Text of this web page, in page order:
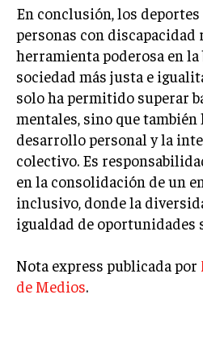
ÉXITO EMPRESARIAL Y
GOBIERNO CORPORATIVO
NEGOCIOS
ESTRATEGIAS DE
MARKETING B2B
MARKETING B2C
FRANQUICIAS
MARKETING DE
E-COMMERCE Y
En conclusión, los
personas con discapacidad
herramienta poderosa en la
sociedad más justa e
solo ha permitido superar
mentales, sino que también
desarrollo personal y la
colectivo. Es
en la consolidación de un
inclusivo, donde la
igualdad de oportunidades
Nota express publicada por
de Medios.